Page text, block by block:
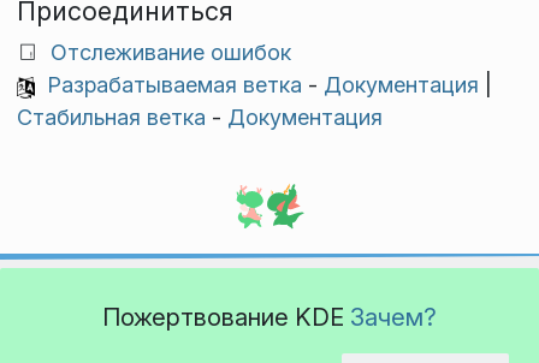
Присоединиться
Отслеживание ошибок
Разрабатываемая ветка - Документация
Стабильная ветка - Документация
Пожертвование KDE Зачем?